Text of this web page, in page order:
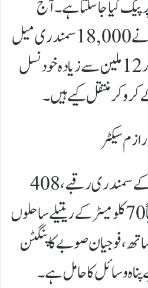
پیک کیا جا سکتا ہے۔ آج
تک، Guoxin-1 نے 18,000 سمندری میل
سے زیادہ کا سفر کیا ہے اور 12 ملین سے زیادہ خود نسل
منتقل کیے ہیں۔
سیکٹر
6,064 مربع کلومیٹر کے سمندری رقبے، 408
کلومیٹر ساحلی پٹی، تقریباً 70 کلومیٹر کے ریتیلے ساحلوں
ساتھ، فوجیان صوبے کا پنگٹن
وسائل کا حامل ہے۔